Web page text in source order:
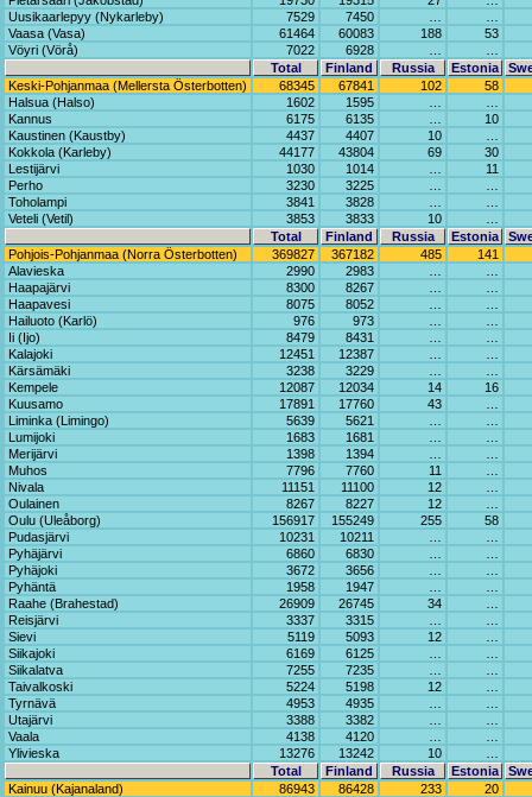
Uusikaarlepyy (Nykarleby)
7529 7450
Vaasa (Vasa)
61464 60083 188
53
Vöyri (Vörå)
7022 6928
Total
Finland Russia Estonia
Keski-Pohjanmaa (Mellersta Österbotten)
68345 67841 102
58
Halsua (Halso)
1602 1595
Kannus
6175 6135
10
Kaustinen (Kaustby)
4437 4407 10
Kokkola (Karleby)
44177 43804 69
30
Lestijärvi
1030 1014
11
Perho
3230 3225
Toholampi
3841 3828
Veteli (Vetil)
3853 3833 10
Total
Finland Russia Estonia
Pohjois-Pohjanmaa (Norra Österbotten)
369827 367182 485
141
Alavieska
2990 2983
Haapajärvi
8300 8267
Haapavesi
8075 8052
Hailuoto (Karlö)
976 973
Ii (Ijo)
8479 8431
Kalajoki
12451 12387
Kärsämäki
3238 3229
Kempele
12087 12034 14
16
Kuusamo
17891 17760 43
Liminka (Limingo)
5639 5621
Lumijoki
1683 1681
Merijärvi
1398 1394
Muhos
7796 7760 11
Nivala
11151 11100 12
Oulainen
8267 8227 12
Oulu (Uleåborg)
156917 155249 255
58
Pudasjärvi
10231 10211
Pyhäjärvi
6860 6830
Pyhäjoki
3672 3656
Pyhäntä
1958 1947
Raahe (Brahestad)
26909 26745 34
Reisjärvi
3337 3315
Sievi
5119 5093 12
Siikajoki
6169 6125
Siikalatva
7255 7235
Taivalkoski
5224 5198 12
Tyrnävä
4953 4935
Utajärvi
3388 3382
Vaala
4138 4120
Ylivieska
13276 13242 10
Total
Finland Russia Estonia
Kainuu (Kajanaland)
86943 86428 233
20